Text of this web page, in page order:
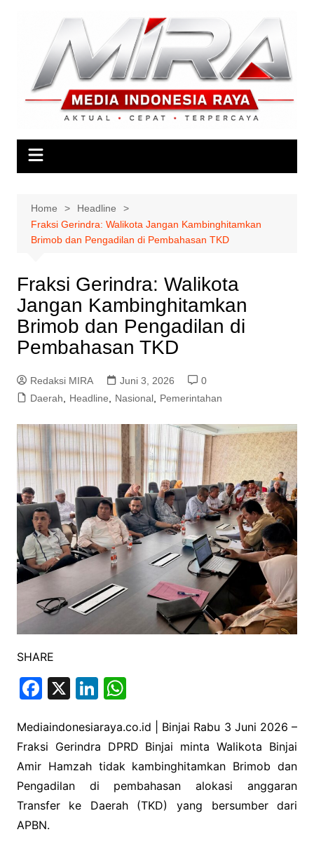
Home
Headline
Fraksi Gerindra: Walikota Jangan Kambinghitamkan
Brimob dan Pengadilan di Pembahasan TKD
Fraksi Gerindra: Walikota
Jangan Kambinghitamkan
Brimob dan Pengadilan di
Pembahasan TKD
Redaksi MIRA Juni 3, 2026
0
Daerah
Headline Nasional, Pemerintahan
SHARE
F
c
e
b
o
o
X Li
k
e
dI
n
W
at
s
A
p
Mediaindonesiaraya.co.id | Binjai Rabu 3 Juni 2026 –
Fraksi Gerindra DPRD Binjai minta Walikota Binjai
Amir Hamzah tidak kambinghitamkan Brimob dan
Pengadilan di pembahasan alokasi anggaran
Transfer ke Daerah (TKD) yang bersumber dari
APBN.